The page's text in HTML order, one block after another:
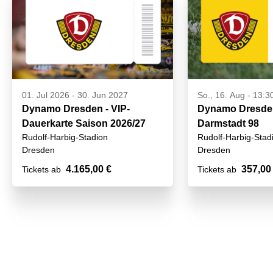
01. Jul 2026 - 30. Jun 2027
Dynamo Dresden - VIP-
Dauerkarte Saison 2026/27
Rudolf-Harbig-Stadion
Dresden
Tickets ab 4.165,00 €
So., 16. Aug -
Dynamo
Darmstadt 98
Rudolf-Harbig-
Dresden
Tickets ab 357,00